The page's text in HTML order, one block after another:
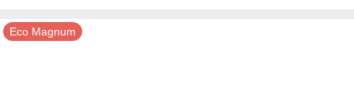
Eco Magnum